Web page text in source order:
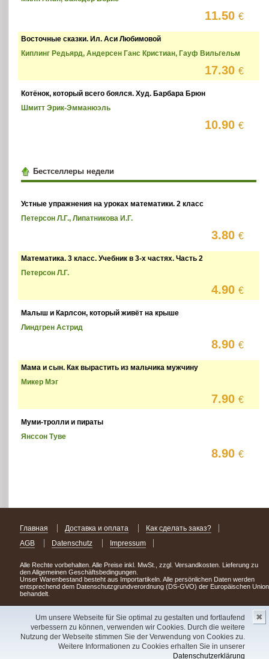
Um unsere Webseite für Sie optimal zu gestalten und fortlaufend
verbessern zu können, verwenden wir Cookies. Durch die weitere
Nutzung der Webseite stimmen Sie der Verwendung von Cookies zu.
Weitere Informationen zu Cookies erhalten Sie in unserer
Datenschutzerklärung
✖
11.50€
Восточные сказки. Ил. Аси Любимовой
Киплинг Редьярд, Андерсен Ганс Кристиан, Гауф Вильгельм
17.30€
Котёнок, который всего боялся. Худ. Барбара Брюн
Шмитт Эрик-Эмманюэль
10.90€
Бестселлеры недели
Устные упражнения на уроках математики. 2 класс
Петерсон Л.Г., Липатникова И.Г.
3.80€
Математика. 3 класс. Учебник в 3-х частях. Часть 2
Петерсон Л.Г.
4.90€
Малыш и Карлсон, который живёт на крыше
Линдгрен Астрид
8.90€
Мама и сын. Как вырастить из мальчика мужчину
Микер Мэг
7.90€
Муми-тролли и пираты
Янссон Туве
8.90€
Главная Доставка и оплата
Как сделать заказ?
AGB
Datenschutz Impressum
Alle Rechte vorbehalten. Alle Preise inkl. MwSt., zzgl. Versandkosten. Lieferung zu
den Allgemeinen Geschäftsbedingungen.
Unser Warenbestand besteht aus Importartikeln. Alle persönlichen Daten werden
entsprechend dem Datenschutzgrundverordnung (DS-GVO) der Europäischen Union
behandelt.
Сделав заказ сегодня, уже через день или два Вы можете стать обладателем
НОВИНКИ из Германии! Удачного поиска!
Copyright 2003 - 2023 © Express-Kniga
V.A.Vorobiev